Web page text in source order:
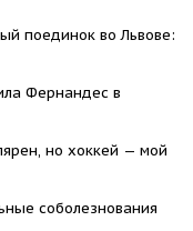
поединок во Львове:
Фернандес в
но хоккей — мой
соболезнования